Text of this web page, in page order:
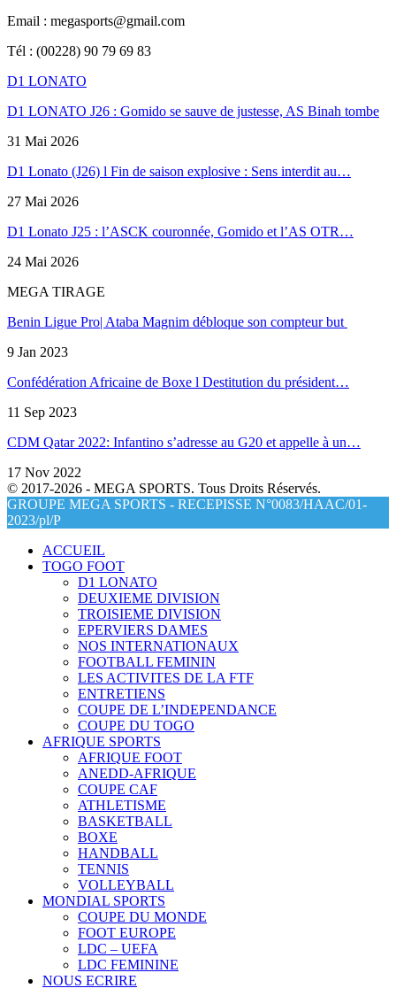
Email : megasports@gmail.com
Tél : (00228) 90 79 69 83
D1 LONATO
D1 LONATO J26 : Gomido se sauve de justesse, AS Binah tombe
31 Mai 2026
D1 Lonato (J26) l Fin de saison explosive : Sens interdit au…
27 Mai 2026
D1 Lonato J25 : l’ASCK couronnée, Gomido et l’AS OTR…
24 Mai 2026
MEGA TIRAGE
Benin Ligue Pro| Ataba Magnim débloque son compteur but
9 Jan 2023
Confédération Africaine de Boxe l Destitution du président…
11 Sep 2023
CDM Qatar 2022: Infantino s’adresse au G20 et appelle à un…
17 Nov 2022
© 2017-2026 - MEGA SPORTS. Tous Droits Réservés.
GROUPE MEGA SPORTS - RECEPISSE N°0083/HAAC/01-
2023/pl/P
ACCUEIL
TOGO FOOT
D1 LONATO
DEUXIEME DIVISION
TROISIEME DIVISION
EPERVIERS DAMES
NOS INTERNATIONAUX
FOOTBALL FEMININ
LES ACTIVITES DE LA FTF
ENTRETIENS
COUPE DE L’INDEPENDANCE
COUPE DU TOGO
AFRIQUE SPORTS
AFRIQUE FOOT
ANEDD-AFRIQUE
COUPE CAF
ATHLETISME
BASKETBALL
BOXE
HANDBALL
TENNIS
VOLLEYBALL
MONDIAL SPORTS
COUPE DU MONDE
FOOT EUROPE
LDC – UEFA
LDC FEMININE
NOUS ECRIRE